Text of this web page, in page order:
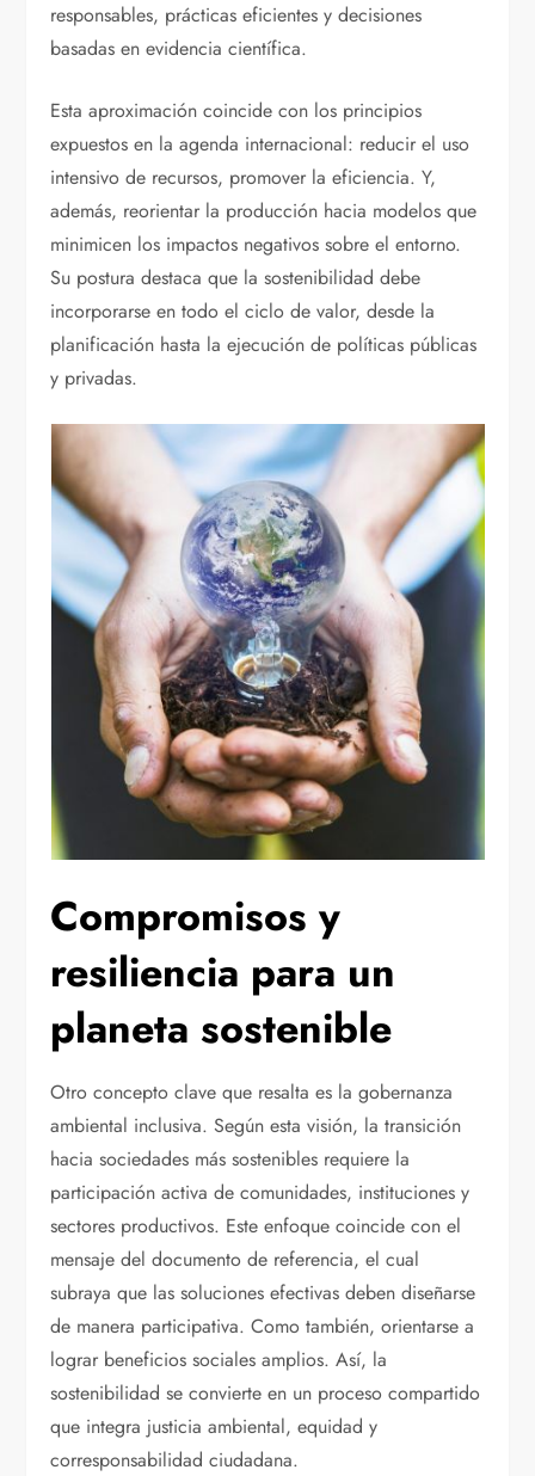
responsables, prácticas eficientes y decisiones
basadas en evidencia científica.
Esta aproximación coincide con los principios
expuestos en la agenda internacional: reducir el uso
intensivo de recursos, promover la eficiencia. Y,
además, reorientar la producción hacia modelos que
minimicen los impactos negativos sobre el entorno.
Su postura destaca que la sostenibilidad debe
incorporarse en todo el ciclo de valor, desde la
planificación hasta la ejecución de políticas públicas
y privadas.
Compromisos y
resiliencia para un
planeta sostenible
Otro concepto clave que resalta es la gobernanza
ambiental inclusiva. Según esta visión, la transición
hacia sociedades más sostenibles requiere la
participación activa de comunidades, instituciones y
sectores productivos. Este enfoque coincide con el
mensaje del documento de referencia, el cual
subraya que las soluciones efectivas deben diseñarse
de manera participativa. Como también, orientarse a
lograr beneficios sociales amplios. Así, la
sostenibilidad se convierte en un proceso compartido
que integra justicia ambiental, equidad y
corresponsabilidad ciudadana.